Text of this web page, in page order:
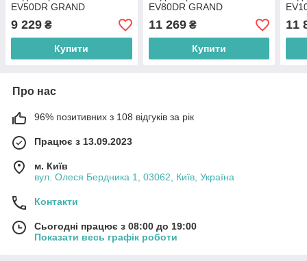
EV50DR GRAND
9 229 ₴
Купити
EV80DR GRAND
11 269₴
Купити
11
Про нас
96% позитивних з 108 відгуків за рік
Працює з 13.09.2023
м. Київ
вул. Олеся Бердника 1, 03062, Київ, Україна
Контакти
Сьогодні працює з 08:00 до 19:00
Показати весь графік роботи